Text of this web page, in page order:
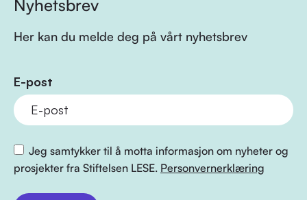
Nyhetsbrev
Her kan du melde deg på vårt nyhetsbrev
E-post
Jeg samtykker til å motta informasjon om nyheter og
prosjekter fra Stiftelsen LESE. Personvernerklæring